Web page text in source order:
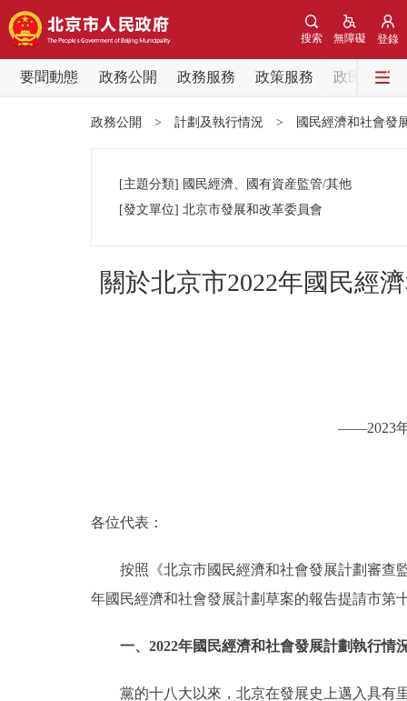
登錄
無障礙
搜索
要聞動態 政務公開 政務服務 政策服務
政民互動
黨中央精神
北京要聞
便民服務
仲介服務
政務公開 > 計劃及執行情況 > 國民經濟和社會發
[主題分類] 國民經濟、國有資産監管/其他
[發文單位] 北京市發展和改革委員會
關於北京市2022年國民經
——2023年
各位代表：
按照《北京市國民經濟和社會發展計劃審查監
年國民經濟和社會發展計劃草案的報告提請市第
一、2022年國民經濟和社會發展計劃執行情
黨的十八大以來，北京在發展史上邁入具有里